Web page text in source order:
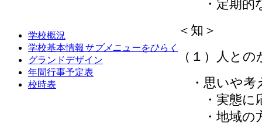
学校概況
学校基本情報 サブメニューをひらく
グランドデザイン
年間行事予定表
校時表
・定期的な
＜知＞
（１）人と
・思いや考
・実態に
・地域の方